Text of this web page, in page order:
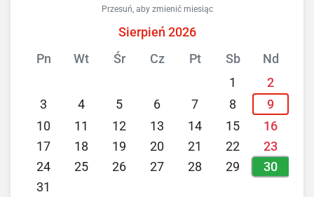
Przesuń, aby zmienić miesiąc
Sierpień 2026
Pn
Wt Śr Cz Pt Sb
Nd
1
2
3
4 5 6 7 8
9
10
11 12 13 14 15
16
17
18 19 20 21 22
23
24
25 26 27 28 29 30
31